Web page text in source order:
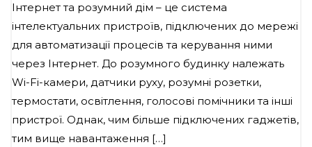
Інтернет та розумний дім – це система
інтелектуальних пристроїв, підключених до мережі
для автоматизації процесів та керування ними
через Інтернет. До розумного будинку належать
Wi-Fi-камери, датчики руху, розумні розетки,
термостати, освітлення, голосові помічники та інші
пристрої. Однак, чим більше підключених гаджетів,
тим вище навантаження […]